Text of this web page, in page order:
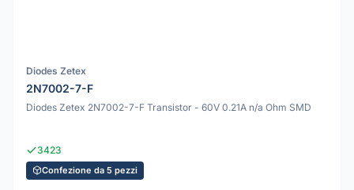
Diodes Zetex
2N7002-7-F
Diodes Zetex 2N7002-7-F Transistor - 60V 0.21A n/a Ohm SMD
3423
Confezione da 5 pezzi